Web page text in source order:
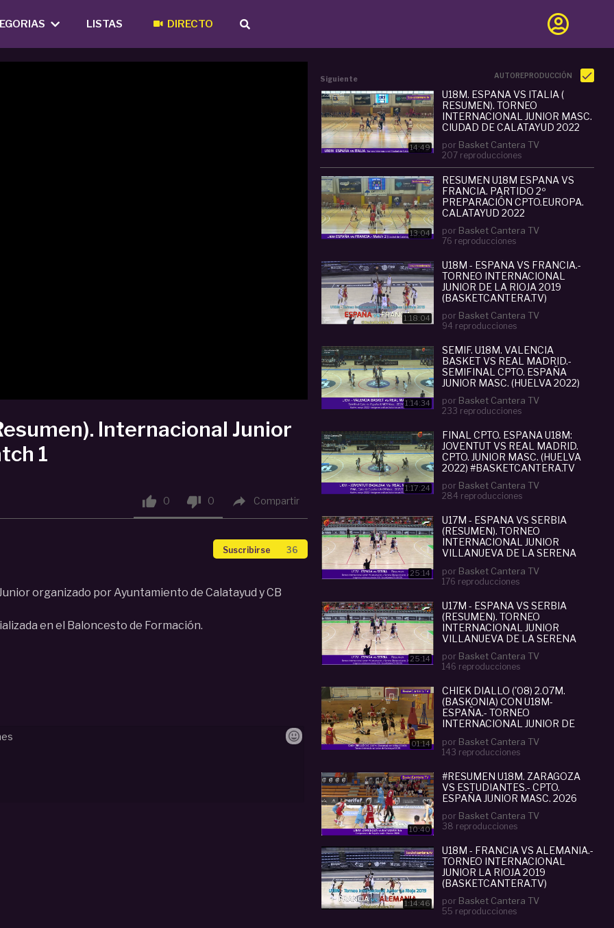
LISTAS DIRECTO
Internacional Junior
1
 0  0  Compartir
Suscribirse 36
organizado por Ayuntamiento de Calatayud y CB
en el Baloncesto de Formación.
Siguiente AUTOREPRODUCCIÓN
14:49
U18M. ESPAÑA VS ITALIA (
RESUMEN). TORNEO
INTERNACIONAL JUNIOR MASC.
CIUDAD DE CALATAYUD 2022
por Basket Cantera TV
207 reproducciones
13:04
RESUMEN U18M ESPAÑA VS
FRANCIA. PARTIDO 2º
PREPARACIÓN CPTO.EUROPA.
CALATAYUD 2022
por Basket Cantera TV
76 reproducciones
1:18:04
U18M - ESPAÑA VS FRANCIA.-
TORNEO INTERNACIONAL
JUNIOR DE LA RIOJA 2019
(BASKETCANTERA.TV)
por Basket Cantera TV
94 reproducciones
1:14:34
SEMIF. U18M. VALENCIA
BASKET VS REAL MADRID.-
SEMIFINAL CPTO. ESPAÑA
JUNIOR MASC. (HUELVA 2022)
por Basket Cantera TV
233 reproducciones
1:17:24
FINAL CPTO. ESPAÑA U18M:
JOVENTUT VS REAL MADRID.
CPTO. JUNIOR MASC. (HUELVA
2022) #BASKETCANTERA.TV
por Basket Cantera TV
284 reproducciones
25:14
U17M - ESPAÑA VS SERBIA
(RESUMEN). TORNEO
INTERNACIONAL JUNIOR
VILLANUEVA DE LA SERENA
por Basket Cantera TV
176 reproducciones
25:14
U17M - ESPAÑA VS SERBIA
(RESUMEN). TORNEO
INTERNACIONAL JUNIOR
VILLANUEVA DE LA SERENA
por Basket Cantera TV
146 reproducciones
01:14
CHIEK DIALLO ('08) 2.07M.
(BASKONIA) CON U18M-
ESPAÑA.- TORNEO
INTERNACIONAL JUNIOR DE
por Basket Cantera TV
143 reproducciones
10:40
#RESUMEN U18M. ZARAGOZA
VS ESTUDIANTES.- CPTO.
ESPAÑA JUNIOR MASC. 2026
por Basket Cantera TV
38 reproducciones
1:14:46
U18M - FRANCIA VS ALEMANIA.-
TORNEO INTERNACIONAL
JUNIOR LA RIOJA 2019
(BASKETCANTERA.TV)
por Basket Cantera TV
55 reproducciones